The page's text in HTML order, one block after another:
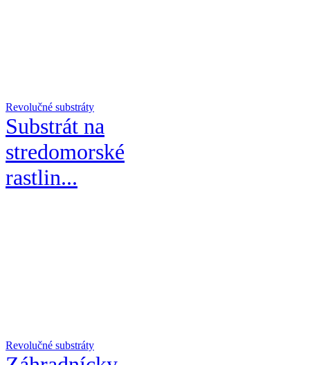
Revolučné substráty
Substrát na
stredomorské
rastlin...
Revolučné substráty